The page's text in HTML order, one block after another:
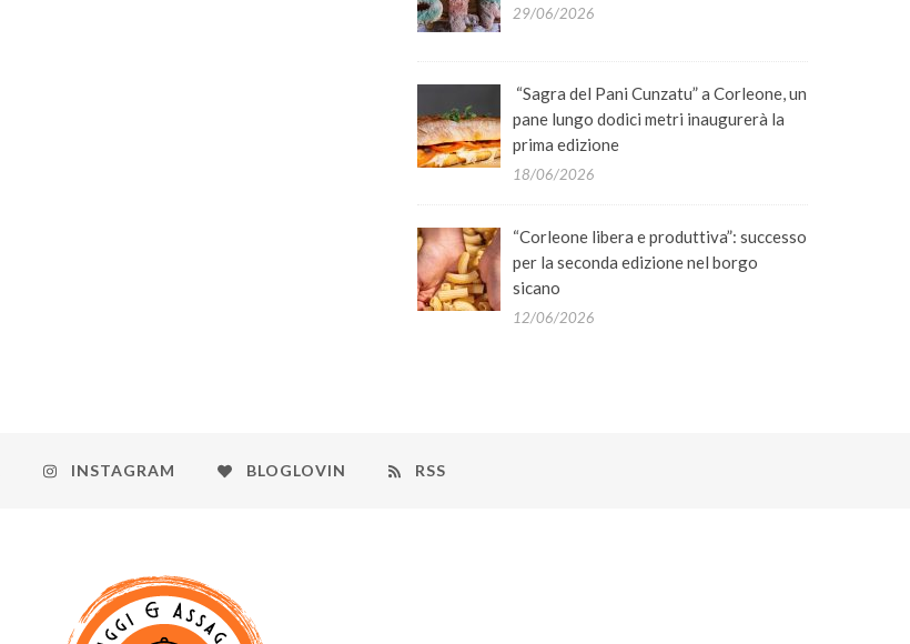
29/06/2026
“Sagra del Pani Cunzatu” a Corleone, un
pane lungo dodici metri inaugurerà la
prima edizione
18/06/2026
“Corleone libera e produttiva”: successo
per la seconda edizione nel borgo
sicano
12/06/2026
INSTAGRAM BLOGLOVIN RSS